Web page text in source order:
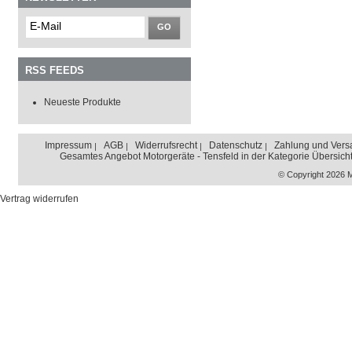
GO
RSS FEEDS
Neueste Produkte
Impressum AGB Widerrufsrecht Datenschutz
Zahlung und
Gesamtes Angebot Motorgeräte - Tensfeld in der Kategorie Übersicht
© Copyright 2026
Vertrag widerrufen